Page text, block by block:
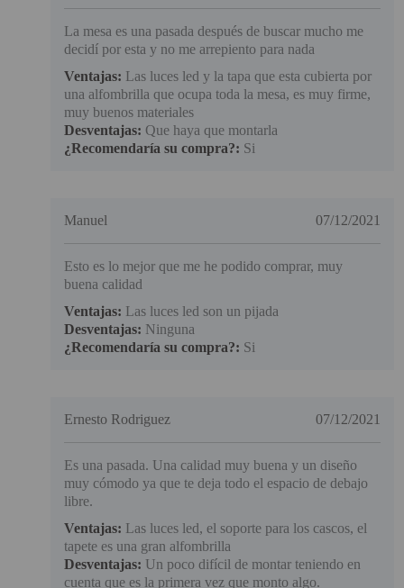
La mesa es una pasada después de buscar mucho me
decidí por esta y no me arrepiento para nada
Ventajas: Las luces led y la tapa que esta cubierta por
una alfombrilla que ocupa toda la mesa, es muy firme,
muy buenos materiales
Desventajas: Que haya que montarla
¿Recomendaría su compra?: Si
Manuel 07/12/2021
Esto es lo mejor que me he podido comprar, muy
buena calidad
Ventajas: Las luces led son un pijada
Desventajas: Ninguna
¿Recomendaría su compra?: Si
Ernesto Rodriguez 07/12/2021
Es una pasada. Una calidad muy buena y un diseño
muy cómodo ya que te deja todo el espacio de debajo
libre.
Ventajas: Las luces led, el soporte para los cascos, el
tapete es una gran alfombrilla
Desventajas: Un poco difícil de montar teniendo en
cuenta que es la primera vez que monto algo.